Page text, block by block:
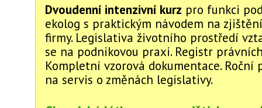
Dvoudenní intenzivní kurz pro funkci
ekolog s praktickým návodem na
firmy. Legislativa životního prostředí
se na podnikovou praxi. Registr
Kompletní vzorová dokumentace. Roční
na servis o změnách legislativy.